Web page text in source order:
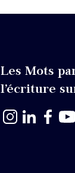
Les Mots
l’écriture